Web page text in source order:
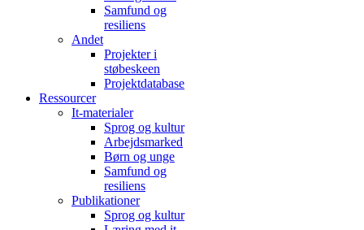
Samfund og
resiliens
Andet
Projekter i
støbeskeen
Projektdatabase
Ressourcer
It-materialer
Sprog og kultur
Arbejdsmarked
Børn og unge
Samfund og
resiliens
Publikationer
Sprog og kultur